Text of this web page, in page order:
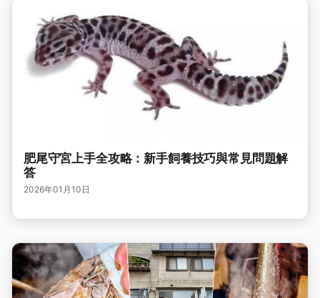
肥尾守宮上手全攻略：新手飼養技巧與常見問題解
答
2026年01月10日